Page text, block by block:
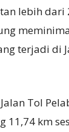
lebih dari
terjadi di
Tol
11,74 km